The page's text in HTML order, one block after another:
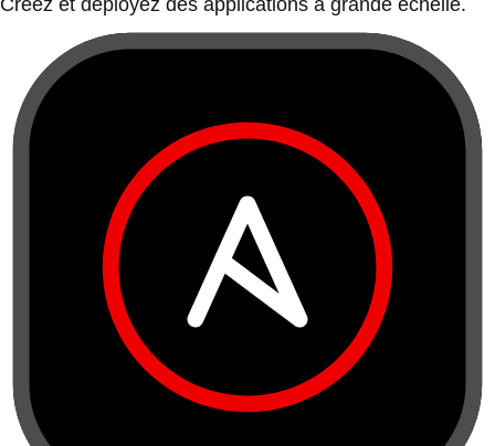
Créez et déployez des applications à grande échelle.